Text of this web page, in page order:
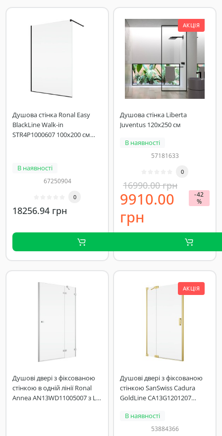
Душова стінка Ronal Easy
BlackLine Walk-in
STR4P1000607 100х200 см
В наявності
67250904
0
18256.94 грн
АКЦІЯ
Душова стінка Liberta
Juventus 120х250 см
В наявності
57181633
0
16990.00 грн
-42
%
9910.00
грн
Душові двері з фіксованою
стінкою в одній лінії Ronal
Annea AN13WD11005007 з L-
АКЦІЯ
Душові двері з фіксованою
стінкою SanSwiss Cadura
GoldLine CA13G1201207
В наявності
53884366